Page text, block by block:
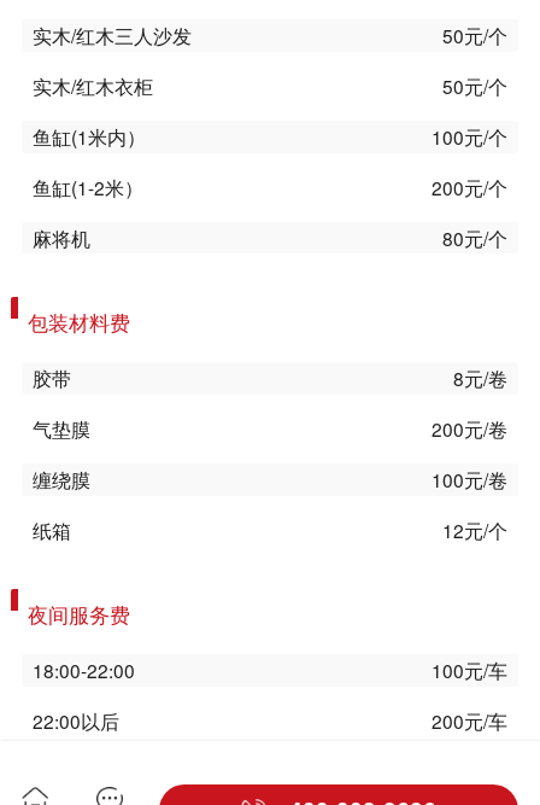
实木/红木三人沙发
50元/个
实木/红木衣柜
50元/个
鱼缸(1米内）
100元/个
鱼缸(1-2米）
200元/个
麻将机
80元/个
包装材料费
胶带
8元/卷
气垫膜
200元/卷
缠绕膜
100元/卷
纸箱
12元/个
夜间服务费
18:00-22:00
100元/车
22:00以后
200元/车